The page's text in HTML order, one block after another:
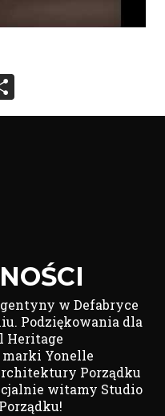
Share
w Defabryce
Podziękowania dla
Heritage
Yonelle
Porządku
witamy Studio